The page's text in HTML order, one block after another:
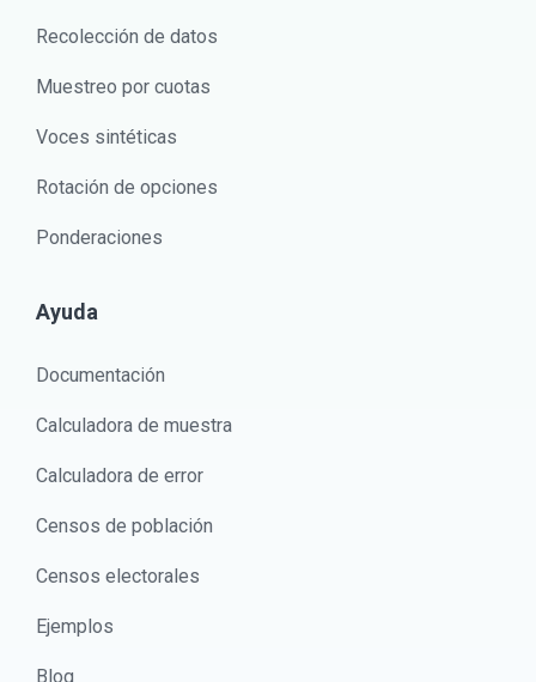
Recolección de datos
Muestreo por cuotas
Voces sintéticas
Rotación de opciones
Ponderaciones
Ayuda
Documentación
Calculadora de muestra
Calculadora de error
Censos de población
Censos electorales
Ejemplos
Blog